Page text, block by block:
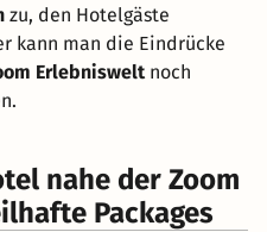
zu, den Hotelgäste
kann man die Eindrücke
Erlebnisweltnoch
nahe der Zoom
Packages